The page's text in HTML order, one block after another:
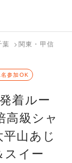
ら探す
葉 関東・甲信
着ルー
高級シャ
山あじ
スイー
名参加OK